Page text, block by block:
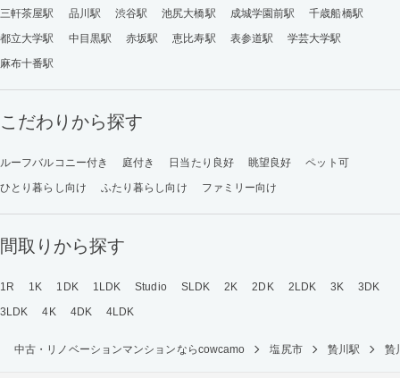
三軒茶屋駅 品川駅 渋谷駅 池尻大橋駅 成城学園前駅
千歳船橋駅
都立大学駅
中目黒駅 赤坂駅 恵比寿駅 表参道駅
学芸大学駅
麻布十番駅
こだわりから探す
ルーフバルコニー付き 庭付き 日当たり良好 眺望良好
ペット可
ひとり暮らし向け
ふたり暮らし向け ファミリー向け
間取りから探す
1R 1K 1DK 1LDK Studio SLDK 2K 2DK 2LDK 3K
3DK
3LDK
4K 4DK 4LDK
中古・リノベーションマンションならcowcamo 塩尻市 贄川駅 贄